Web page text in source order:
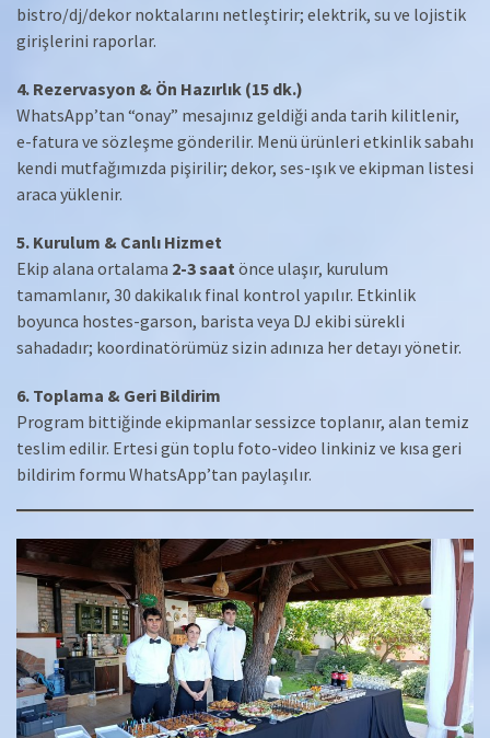
bistro/dj/dekor noktalarını netleştirir; elektrik, su ve lojistik
girişlerini raporlar.
4. Rezervasyon & Ön Hazırlık (15 dk.)
WhatsApp’tan “onay” mesajınız geldiği anda tarih kilitlenir,
e-fatura ve sözleşme gönderilir. Menü ürünleri etkinlik sabahı
kendi mutfağımızda pişirilir; dekor, ses-ışık ve ekipman listesi
araca yüklenir.
5. Kurulum & Canlı Hizmet
Ekip alana ortalama 2-3 saat önce ulaşır, kurulum
tamamlanır, 30 dakikalık final kontrol yapılır. Etkinlik
boyunca hostes-garson, barista veya DJ ekibi sürekli
sahadadır; koordinatörümüz sizin adınıza her detayı yönetir.
6. Toplama & Geri Bildirim
Program bittiğinde ekipmanlar sessizce toplanır, alan temiz
teslim edilir. Ertesi gün toplu foto-video linkiniz ve kısa geri
bildirim formu WhatsApp’tan paylaşılır.